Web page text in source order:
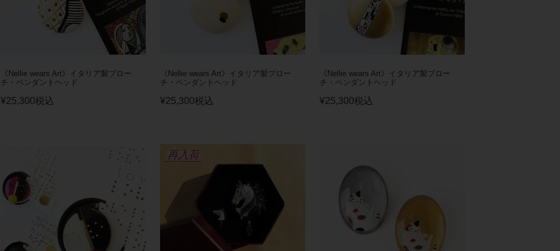
《Nellie wears Art》イタリア製ブロー
チ・ペンダントヘッド
¥25,300税込
《Nellie wears Art》イタリア製ブロー
チ・ペンダントヘッド
¥25,300税込
《Nellie wears Art》イタリア製ブロー
チ・ペンダントヘッド
¥25,300税込
再入荷